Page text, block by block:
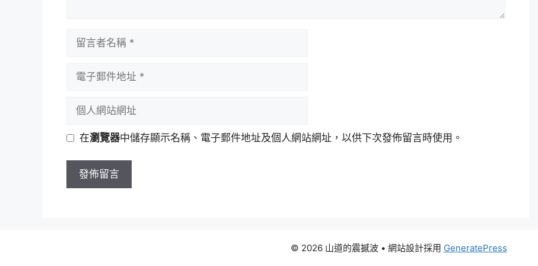
址
網
網
在瀏覽器中儲存顯示名稱、電子郵件地址及個人網站網址，以供下次發佈留言時使用。
© 2026 山道的震撼波• 網站設計採用 GeneratePress